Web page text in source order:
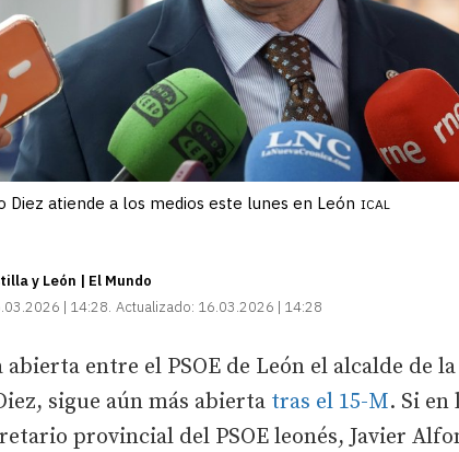
Diez atiende a los medios este lunes en León ICAL
y León | El Mundo
| 14:28 Actualizado: 16.03.2026 | 14:28
abierta entre el PSOE de León el alcalde de
sigue aún más abierta tras el 15-M. Si
provincial del PSOE leonés, Javier